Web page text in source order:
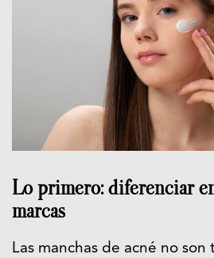
Lo primero: diferenciar
marcas
Las manchas de acné no son